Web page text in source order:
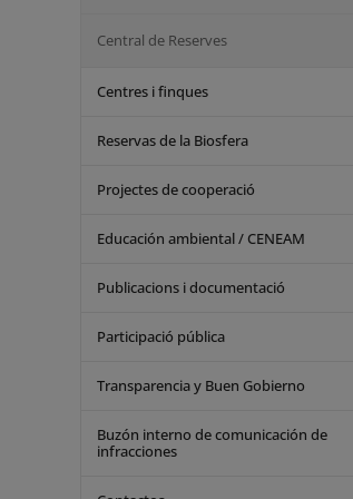
Central de Reserves
Centres i finques
Reservas de la Biosfera
Projectes de cooperació
Educación ambiental / CENEAM
Publicacions i documentació
Participació pública
Transparencia y Buen Gobierno
Buzón interno de comunicación de
infracciones